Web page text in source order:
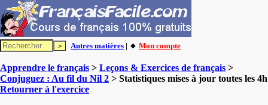
Autres matières | 🔸 Mon compte
Apprendre le français > Leçons & Exercices de français >
Conjuguez : Au fil du Nil 2 > Statistiques mises à jour toutes les 4h
Retourner à l'exercice